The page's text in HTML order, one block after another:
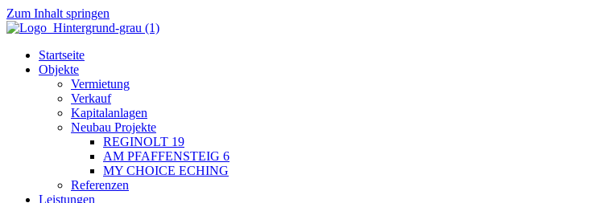
Zum Inhalt springen
Startseite
Objekte
Vermietung
Verkauf
Kapitalanlagen
Neubau Projekte
REGINOLT 19
AM PFAFFENSTEIG 6
MY CHOICE ECHING
Referenzen
Leistungen